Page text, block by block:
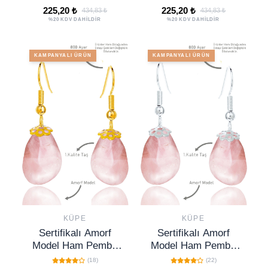
Gold Renkli
225,20 ₺ 434,83 ₺
%20 KDV DAHİLDİR
225,20 ₺ 434,83 ₺
%20 KDV DAHİLDİR
KAMPANYALI ÜRÜN
KÜPE
Sertifikalı Amorf
Model Ham Pembe
Kuvars Taşı Küpe -
(18)
KAMPANYALI ÜRÜN
KÜPE
Sertifikalı Amorf
Model Ham Pembe
Kuvars Taşı Küpe
(22)